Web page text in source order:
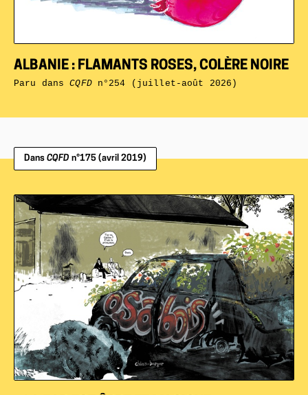
ALBANIE : FLAMANTS ROSES, COLÈRE NOIRE
Paru dansCQFDn°254 (juillet-août 2026)
Dans CQFD n°175 (avril 2019)